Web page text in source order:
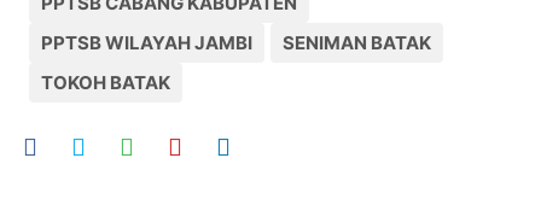
PPTSB WILAYAH JAMBI
SENIMAN BATAK
TOKOH BATAK